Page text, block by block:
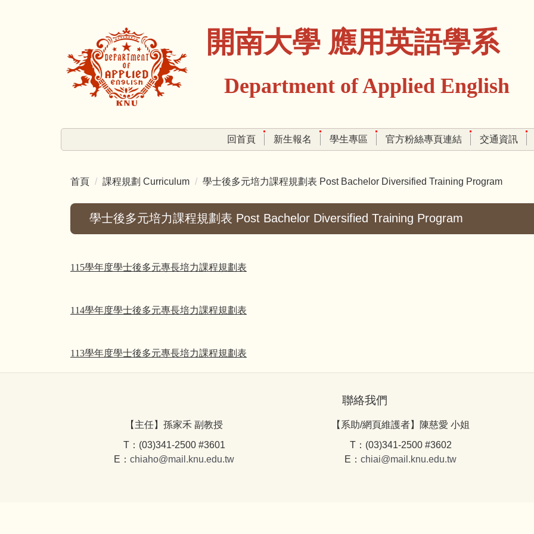
開南大學 應用英語學系
Department of Applied English
回首頁 新生報名 學生專區 官方粉絲專頁連結 交通資訊
首頁 課程規劃 Curriculum 學士後多元培力課程規劃表 Post Bachelor Diversified Training Program
學士後多元培力課程規劃表 Post Bachelor Diversified Training Program
115學年度學士後多元專長培力課程規劃表
114學年度學士後多元專長培力課程規劃表
113學年度學士後多元專長培力課程規劃表
聯絡我們
【主任】孫家禾 副教授
T：(03)341-2500 #3601
E： chiaho@mail.knu.edu.tw
【系助/網頁維護者】陳慈愛 小姐
T：(03)341-2500 #3602
E： chiai@mail.knu.edu.tw